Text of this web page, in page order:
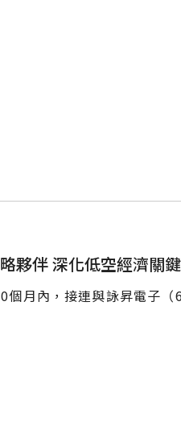
夥伴 深化低空經濟關
月內，接連與詠昇電子